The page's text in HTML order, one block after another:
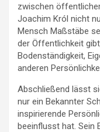
zwischen
Joachim Król nicht
Mensch Maßstäbe
der Öffentlichkeit
Bodenständigkeit,
anderen
Abschließend lässt
nur ein Bekannter
inspirierende
beeinflusst hat. Sein